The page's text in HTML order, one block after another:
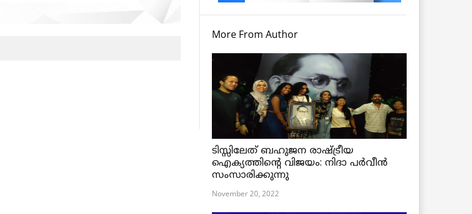
More From Author
ടിസ്സിലേത് ബഹുജന രാഷ്ട്രീയ
ഐക്യത്തിന്റെ വിജയം: നിദാ പർവീൻ
സംസാരിക്കുന്നു
November 20, 2022